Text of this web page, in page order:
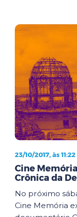
23/10/2017, às 11:22
Cine
Crônica da
No próximo
Cine Memória